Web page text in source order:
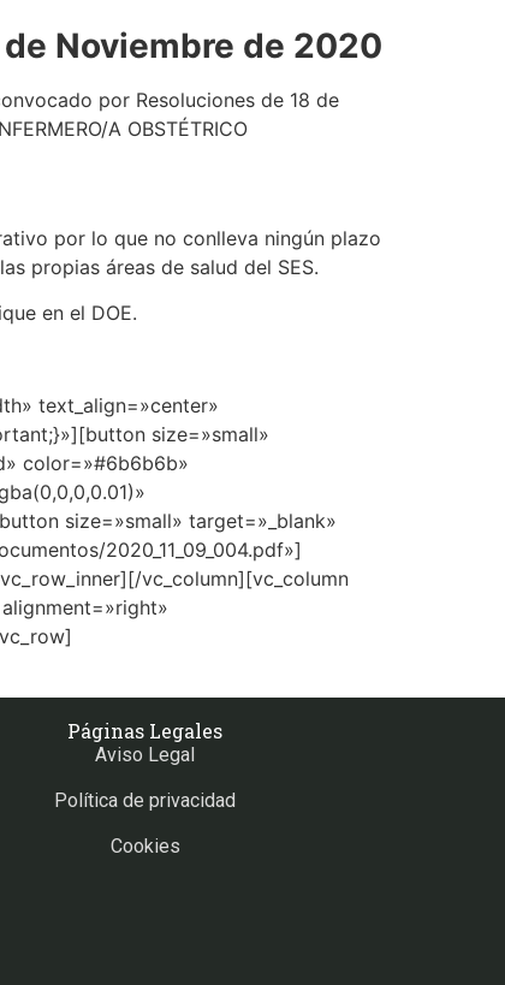
Noviembre de 2020
por Resoluciones de 18 de
A OBSTÉTRICO
por lo que no conlleva ningún plazo
propias áreas de salud del SES.
en el DOE.
text_align=»center»
size=»small»
color=»#6b6b6b»
size=»small» target=»_blank»
2020_11_09_004.pdf»]
vc_column][vc_column
Páginas Legales
Aviso Legal
Política de privacidad
Cookies